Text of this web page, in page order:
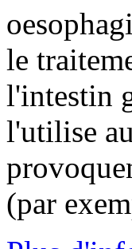
le
l'intestin
l'utilise
(par